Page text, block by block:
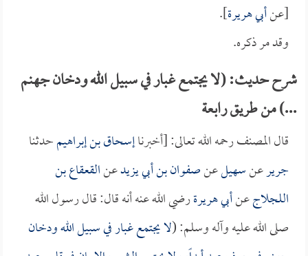
[عنأبي هريرة].
وقد مر ذكره.
شرح حديث: (لا يجتمع غبار في سبيل الله ودخان جهنم
...) من طريق رابعة
قال المصنف رحمه الله تعالى: [أخبرناإسحاق بن إبراهيمحدثنا
جريرعنسهيلعنصفوان بن أبي يزيدعنالقعقاع بن
اللجلاجعنأبي هريرةرضي الله عنه أنه قال: قال رسول الله
صلى الله عليه وآله وسلم: (لا يجتمع غبار في سبيل الله ودخان